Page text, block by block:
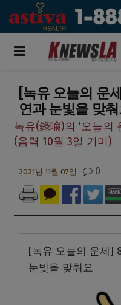
[녹유 오늘의 운
연과 눈빛을 맞춰
녹유(錄喩)의 '오늘의
(음력 10월 3일 기미)
2021년 11월 07일 0
[녹유 오늘의 운세]
눈빛을 맞춰요